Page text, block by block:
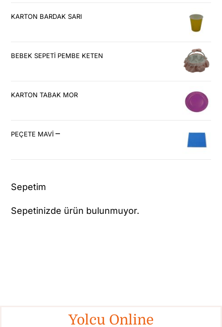
KARTON BARDAK SARI
BEBEK SEPETİ PEMBE KETEN
KARTON TABAK MOR
PEÇETE MAVİ –
Sepetim
Sepetinizde ürün bulunmuyor.
Yolcu Online